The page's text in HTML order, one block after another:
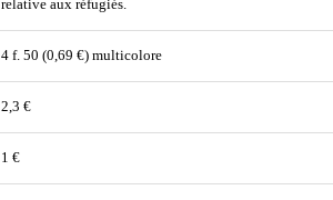
relative aux réfugiés.
4 f. 50 (0,69 €) multicolore
2,3 €
1 €